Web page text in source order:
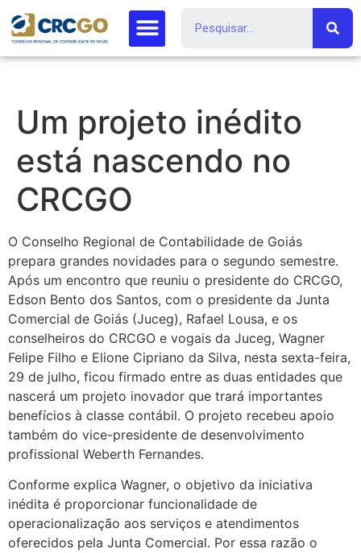
Um projeto inédito
está nascendo no
CRCGO
O Conselho Regional de Contabilidade de Goiás
prepara grandes novidades para o segundo semestre.
Após um encontro que reuniu o presidente do CRCGO,
Edson Bento dos Santos, com o presidente da Junta
Comercial de Goiás (Juceg), Rafael Lousa, e os
conselheiros do CRCGO e vogais da Juceg, Wagner
Felipe Filho e Elione Cipriano da Silva, nesta sexta-feira,
29 de julho, ficou firmado entre as duas entidades que
nascerá um projeto inovador que trará importantes
benefícios à classe contábil. O projeto recebeu apoio
também do vice-presidente de desenvolvimento
profissional Weberth Fernandes.
Conforme explica Wagner, o objetivo da iniciativa
inédita é proporcionar funcionalidade de
operacionalização aos serviços e atendimentos
oferecidos pela Junta Comercial. Por essa razão o